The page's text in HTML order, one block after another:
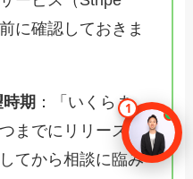
に確認しておきま
期 ：「いくらま
までにリリースし
てから相談に臨み